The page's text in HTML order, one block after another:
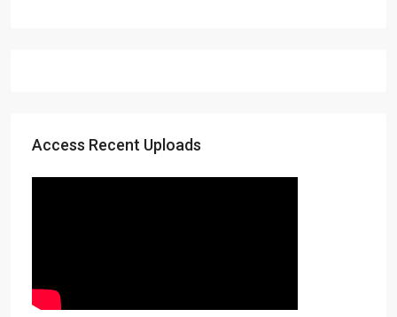
Access Recent Uploads